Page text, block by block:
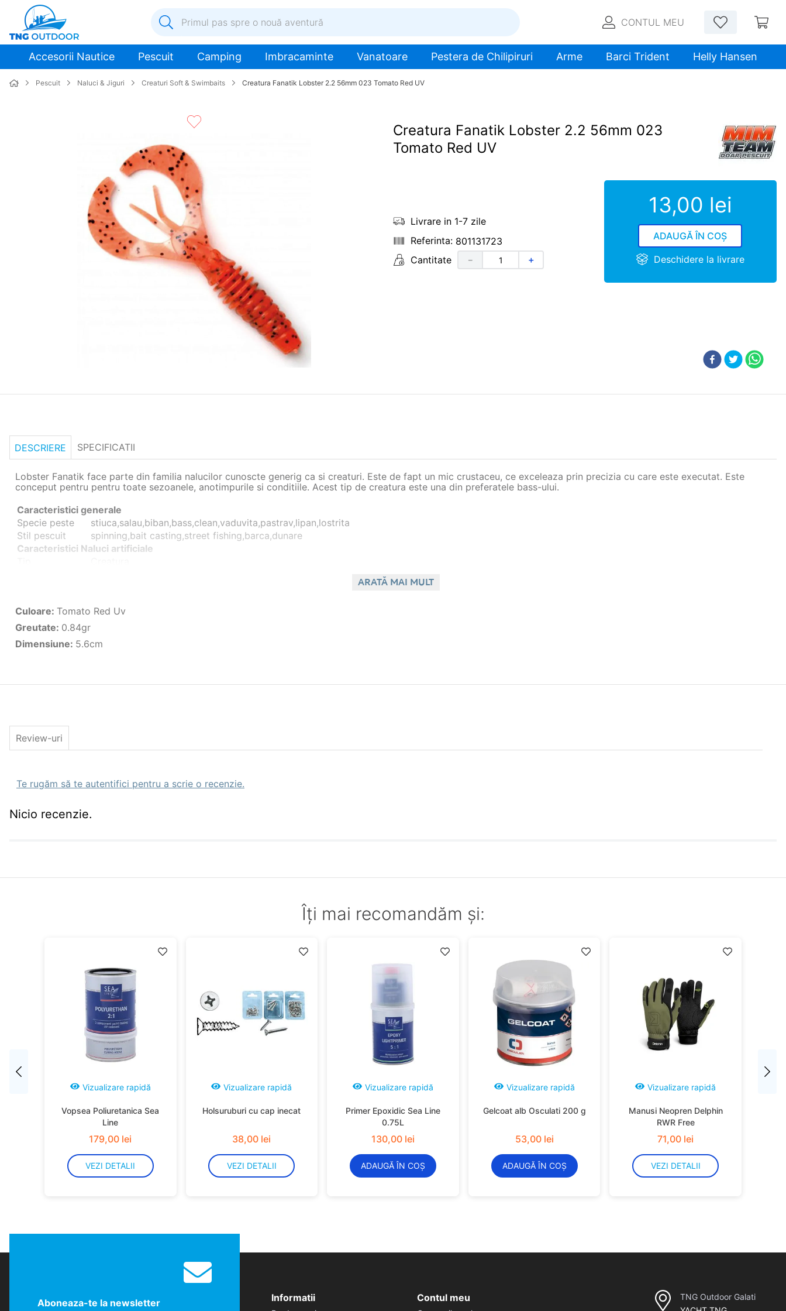
Primul pas spre o nouă aventură
1.
inox
2.
colac salvare
3.
plumb
pompa apa
6.
ulei
.
biminitop
ancora
9
mulineta
10. sonda combustibil
CONTUL MEU
Accesorii Nautice Pescuit Camping Imbracaminte Vanatoare Pestera de Chilipiruri Arme Barci Trident Helly Hansen
Pescuit Naluci & Jiguri Creaturi Soft & Swimbaits Creatura Fanatik Lobster 2.2 56mm 023 Tomato Red UV
Creatura Fanatik Lobster 2.2 56mm 023
Tomato Red UV
Livrare in 1-7 zile
801131723
Cantitate
＋
－
13,00 lei
ADAUGĂ ÎN COȘ
Deschidere la livrare
DESCRIERE SPECIFICATII
Lobster Fanatik face parte din familia nalucilor cunoscte generig ca si creaturi. Este de fapt un mic crustaceu, ce exceleaza prin precizia cu care este executat. Este
conceput pentru pentru toate sezoanele, anotimpurile si conditiile. Acest tip de creatura este una din preferatele bass-ului.
Caracteristici generale
Specie peste
stiuca,salau,biban,bass,clean,vaduvita,pastrav,lipan,lostrita
Stil pescuit
spinning,bait casting,street fishing,barca,dunare
Caracteristici Naluci artificiale
Nr. Buc. Pachet
8
ARATĂ MAI MULT
Culoare: Tomato Red Uv
Greutate: 0.84gr
Dimensiune: 5.6cm
Review-uri
Te rugăm să te autentifici pentru a scrie o recenzie.
Nicio recenzie.
Îți mai recomandăm și:
Vizualizare rapidă
Vopsea Poliuretanica Sea
Line
179,00 lei
VEZI DETALII
Vizualizare rapidă
Holsuruburi cu cap inecat
38,00 lei
VEZI DETALII
Vizualizare rapidă
Primer Epoxidic Sea Line
0.75L
130,00 lei
ADAUGĂ ÎN COȘ
Vizualizare rapidă
Gelcoat alb Osculati 200 g
53,00 lei
ADAUGĂ ÎN COȘ
Vizualizare rapidă
Manusi Neopren Delphin
RWR Free
71,00 lei
VEZI DETALII
Aboneaza-te la newsletter Informatii Contul meu
TNG Outdoor Galati